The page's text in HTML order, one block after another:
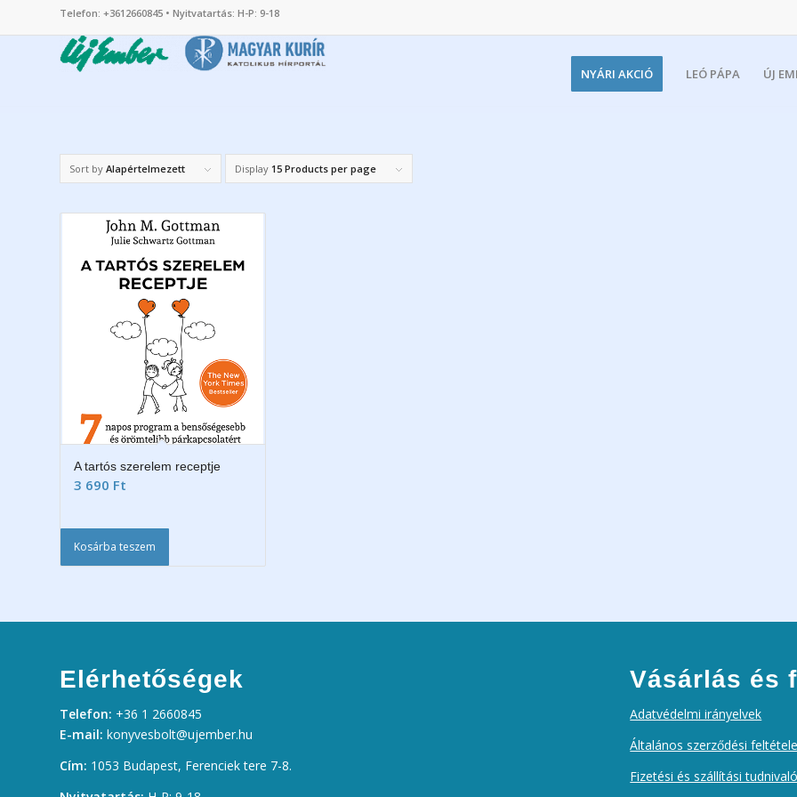
Telefon: +3612660845 • Nyitvatartás: H-P: 9-18
NYÁRI AKCIÓ LEÓ PÁPA ÚJ
Sort by Alapértelmezett Display 15 Products per page
A tartós szerelem receptje
3 690 Ft
Kosárba teszem
Elérhetőségek
Telefon: +36 1 2660845
E-mail: konyvesbolt@ujember.hu
Cím: 1053 Budapest, Ferenciek tere 7-8.
Vásárlás és
Adatvédelmi irányelvek
Általános szerződési
Fizetési és szállítási